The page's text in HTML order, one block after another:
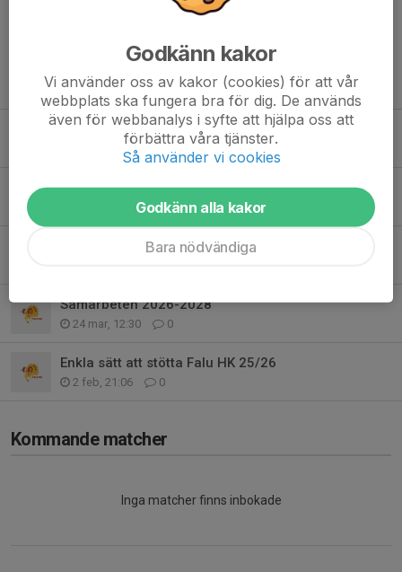
Fler nyheter
Kallelse till årsmöte
13 apr, 10:34
Falu HK lirare på Final 4
12 apr, 20:41 0
Enkätundersökningar
Samarbeten 2026-2028
24 mar, 12:30 0
Enkla sätt att stötta Falu HK 25/26
2 feb, 21:06 0
Kommande matcher
Inga matcher finns inbokade
Godkänn kakor
Vi använder oss av kakor (cookies) för att vår
webbplats ska fungera bra för dig. De används
även för webbanalys i syfte att hjälpa oss att
förbättra våra tjänster.
Så använder vi cookies
Godkänn alla kakor
Bara nödvändiga